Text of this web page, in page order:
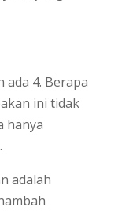
ada 4. Berapa
ini tidak
hanya
adalah